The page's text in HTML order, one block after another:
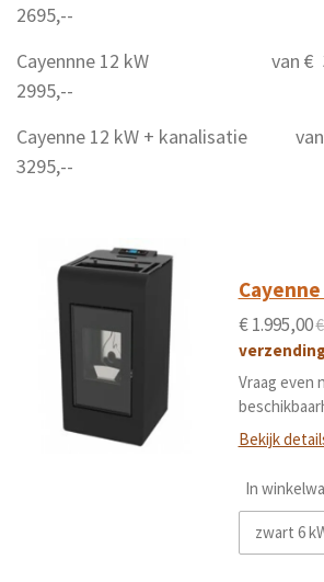
2695,--
Cayennne 12 kW van €
2995,--
Cayenne 12 kW + kanalisatie van
3295,--
€ 1.995,00
Vraag even
Bekijk
In